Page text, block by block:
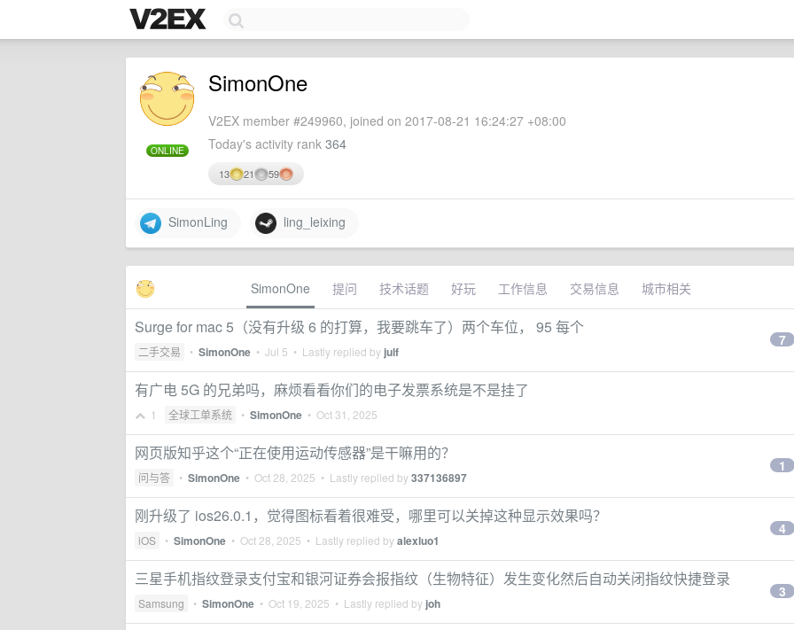
ONLINE
SimonOne
V2EX member #249960, joined on 2017-08-21 16:24:27 +08:00
Today's activity rank 364
13 21 59
SimonLing ling_leixing
SimonOne 提问 技术话题 好玩 工作信息 交易信息 城市相关
Surge for mac 5（没有升级 6 的打算，我要跳车了）两个车位， 95 每个
二手交易 • SimonOne • Jul 5 • Lastly replied by julf
7
有广电 5G 的兄弟吗，麻烦看看你们的电子发票系统是不是挂了
1 全球工单系统 • SimonOne • Oct 31, 2025
网页版知乎这个“正在使用运动传感器”是干嘛用的？
问与答 • SimonOne • Oct 28, 2025 • Lastly replied by337136897
1
刚升级了 ios26.0.1，觉得图标看着很难受，哪里可以关掉这种显示效果吗？
iOS • SimonOne • Oct 28, 2025 • Lastly replied byalexluo1
4
三星手机指纹登录支付宝和银河证券会报指纹（生物特征）发生变化然后自动关闭指纹快捷登录
Samsung • SimonOne • Oct 19, 2025 • Lastly replied by joh
3